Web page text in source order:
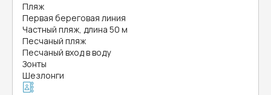
Пляж
Первая береговая линия
Частный пляж, длина 50 м
Песчаный пляж
Песчаный вход в воду
Зонты
Шезлонги